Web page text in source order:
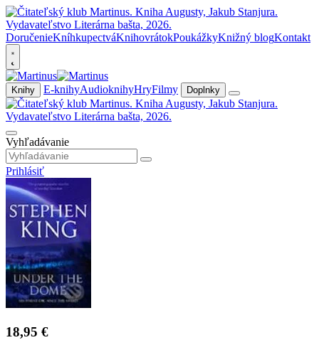
DoručenieKníhkupectváKnihovrátokPoukážkyKnižný blogKontakt
Knihy E-knihyAudioknihyHryFilmy Doplnky
Vyhľadávanie
Prihlásiť
18,95 €